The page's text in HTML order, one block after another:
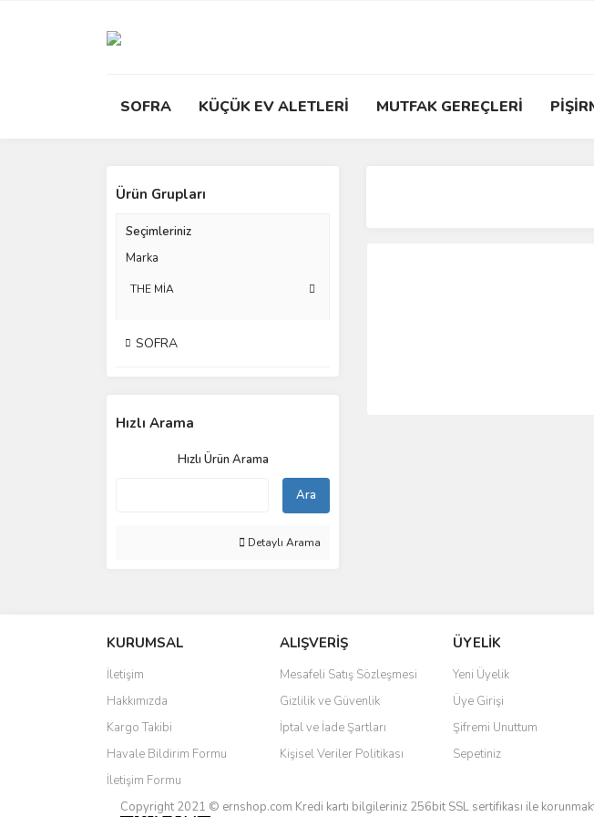
SOFRA KÜÇÜK EV ALETLERİ MUTFAK GEREÇLERİ
Ürün Grupları
Seçimleriniz
Marka
THE MİA
SOFRA
Hızlı Arama
Hızlı Ürün Arama
Ara
Detaylı Arama
KURUMSAL
İletişim
Hakkımızda
Kargo Takibi
Havale Bildirim Formu
İletişim Formu
ALIŞVERİŞ
Mesafeli Satış Sözleşmesi
Gizlilik ve Güvenlik
İptal ve İade Şartları
Kişisel Veriler Politikası
ÜYELİK
Yeni Üyelik
Üye Girişi
Şifremi Unuttum
Sepetiniz
Copyright 2021 © ernshop.com Kredi kartı bilgileriniz 256bit SSL sertifikası ile